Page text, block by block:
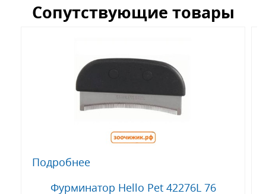
Сопутствующие товары
Подробнее
Фурминатор Hello Pet 42276L 76